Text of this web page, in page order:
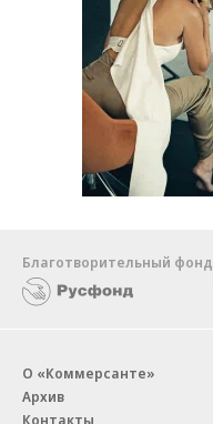
Благотворительный фонд
О «Коммерсанте»
Архив
Контакты